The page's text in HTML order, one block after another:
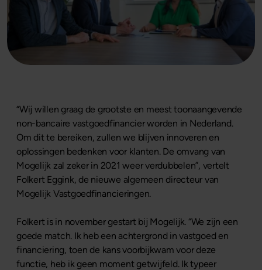
“Wij willen graag de grootste en meest toonaangevende
non-bancaire vastgoedfinancier worden in Nederland.
Om dit te bereiken, zullen we blijven innoveren en
oplossingen bedenken voor klanten. De omvang van
Mogelijk zal zeker in 2021 weer verdubbelen”, vertelt
Folkert Eggink, de nieuwe algemeen directeur van
Mogelijk Vastgoedfinancieringen.
Folkert is in november gestart bij Mogelijk. “We zijn een
goede match. Ik heb een achtergrond in vastgoed en
financiering, toen de kans voorbijkwam voor deze
functie, heb ik geen moment getwijfeld. Ik typeer